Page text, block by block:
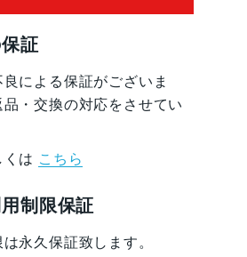
証
による保証がございま
・交換の対応をさせてい
は こちら
制限保証
永久保証致します。